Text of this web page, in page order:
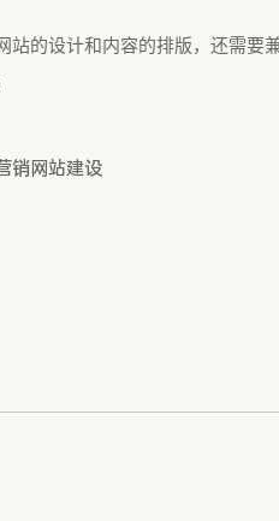
站的设计和内容的排版，还需
销网站建设